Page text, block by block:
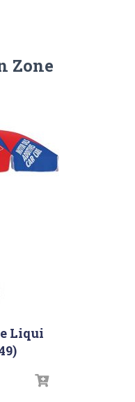
Zone
Liqui